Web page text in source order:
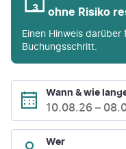
ohne Risiko
Einen Hinweis
Buchungsschritt.
Wann & wie
10.08.26 –
Wer